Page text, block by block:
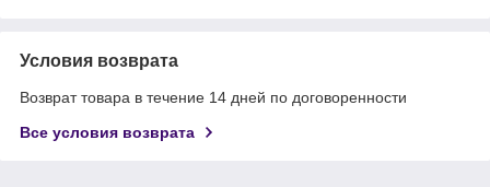
Условия возврата
Возврат товара в течение 14 дней по договоренности
Все условия возврата